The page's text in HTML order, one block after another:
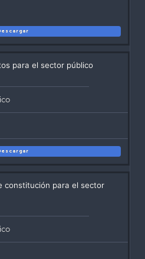
para el sector público
constitución para el sector